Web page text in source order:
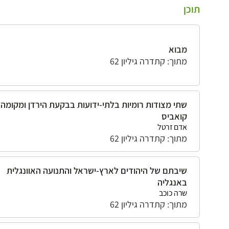
תוכן
מבוא
מתוך: קתדרה גיליון 62
שתי מצודות רומיות בלתי-ידועות בבקעת הירדן
קואביס
אדם זרטל
מתוך: קתדרה גיליון 62
שיבתם של היהודים לארץ-ישראל והתנועה האוונגלית
באנגליה
שרה כוכב
מתוך: קתדרה גיליון 62